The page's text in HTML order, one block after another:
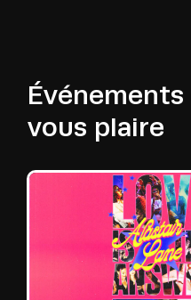
vous plaire